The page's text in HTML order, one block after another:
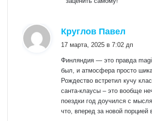
Круглов Павел
17 марта, 2025 в 7:02 дп
Финляндия — это правда
был, и атмосфера просто
Рождество встретил кучу
санта-клаусы – это вообще
поездки год доучился с
что, вперед за новой порцией